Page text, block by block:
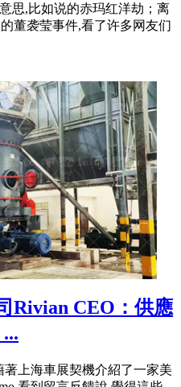
思,比如说的赤玛红洋劫；离
董袭莹事件,看了许多网友们
Rivian CEO：供應
上海車展契機介紹了一家美